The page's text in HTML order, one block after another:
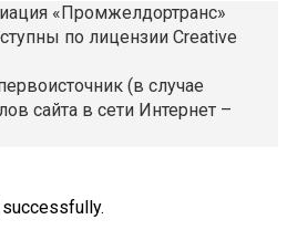
«Промжелдортранс»
по лицензии Creative
(в случае
сайта в сети Интернет –